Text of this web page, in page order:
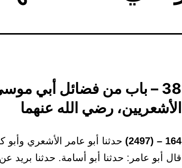
38 – باب من فضائل أبي
الأشعريين، رضي الله عنهما
164 – (2497)
حدثنا أبو عامر الأشعري
قال أبو عامر: حدثنا أبو أسامة. حدثنا بريد